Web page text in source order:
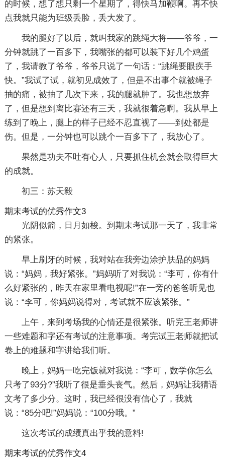
的时候，想了想只剩一个星期了，得快马加鞭啊。再不快
点我就只能为班级丢脸，丢大发了。
我的腿好了以后，就叫我家的跳绳大将——爷爷，一
分钟就跳了一百多下，我嘴张的都可以装下好几个鸡蛋
了，我请教了爷爷，爷爷只说了一句话：“跳绳要眼疾手
快。”我试了试，就初见成效了，但是不出事个就被绳子
抽的痛，被抽了几次下来，我的腿就肿了。我也想放弃
了，但是想到离比赛还有三天，我就很着急啊。我从早上
练到了晚上，腿上的样子已经不忍直视了——到处都是
伤。但是，一分钟也可以跳个一百多下了，我放心了。
果然是功夫不吐有心人，只要抓住机会就会取得巨大
的成就。
初三：苏天毅
期末考试的优秀作文3
光阴似箭，日月如梭。到期末考试那一天了，我非常
的紧张。
早上刷牙的时候，我对站在我旁边涂护肤品的妈妈
说：“妈妈，我好紧张。”妈妈听了对我说：“李可，你有什
么好紧张的，昨天在家里看电视呢!”在一旁的爸爸听见也
说：“李可，你妈妈说得对，考试就不应该紧张。”
上午，来到考场我的心情还是很紧张。听完王老师讲
一些难题和字还有考试的注意事项。考完试王老师就把试
卷上的难题和字讲给我们听。
晚上，妈妈一吃完饭就对我说：“李可，数学你怎么
只考了93分?”我听了很是垂头丧气。然后，妈妈让我猜语
文考了多少分。这时，我已经很没有信心了，我就
说：“85分吧!”妈妈说：“100分哦。”
这次考试的成绩真出乎我的意料!
期末考试的优秀作文4